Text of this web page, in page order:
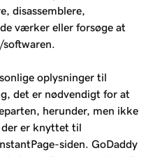
disassemblere,
værker eller forsøge at
oplysninger til
det er nødvendigt for at
herunder, men ikke
er knyttet til
siden. GoDaddy